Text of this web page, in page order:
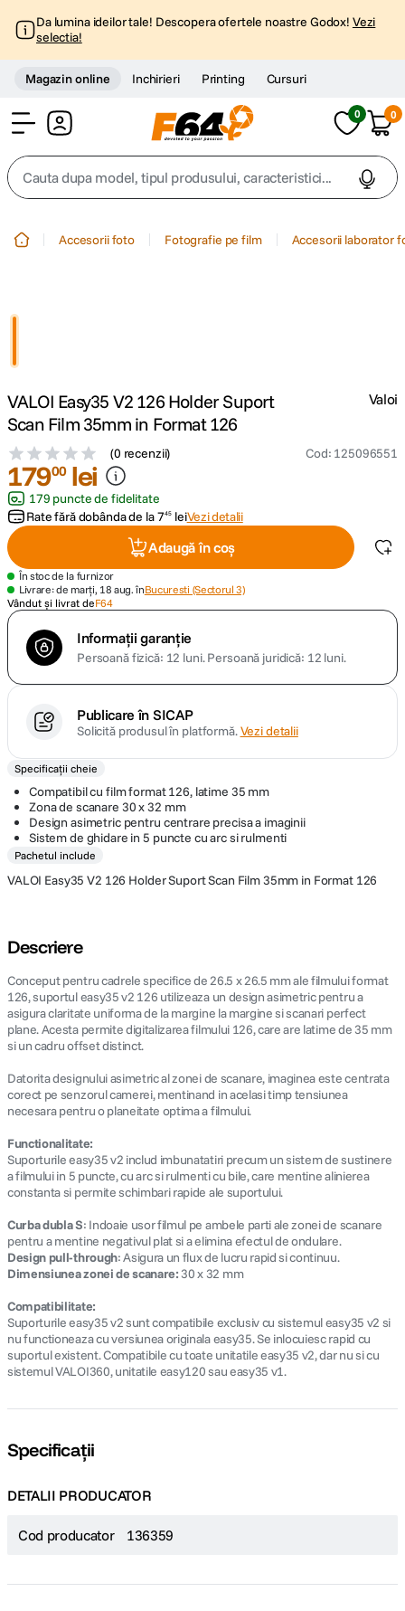
Da lumina ideilor tale! Descopera ofertele noastre Godox! Vezi
selectia!
Magazin online Inchirieri Printing Cursuri
0 0
Cauta dupa model, tipul produsului, caracteristici...
4. peak design
canon sx740 hs
6. lavaliera
sony fx
8. card memorie
10. dji osmo
Accesorii foto Fotografie pe film Accesorii laborator
VALOI Easy35 V2 126 Holder Suport
Scan Film 35mm in Format 126
(0 recenzii) Cod: 125096551
Valoi
17900 lei
179 puncte de fidelitate
Rate fără dobânda de la745 leiVezi detalii
Adaugă în coș
În stoc de la furnizor
Livrare: de marți, 18 aug. înBucuresti (Sectorul 3)
Vândut și livrat deF64
Informații garanție
Persoană fizică: 12 luni.Persoană juridică: 12 luni.
Publicare în SICAP
Solicită produsul în platformă.Vezi detalii
Specificații cheie
Compatibil cu film format 126, latime 35 mm
Zona de scanare 30 x 32 mm
Design asimetric pentru centrare precisa a imaginii
Sistem de ghidare in 5 puncte cu arc si rulmenti
Pachetul include
VALOI Easy35 V2 126 Holder Suport Scan Film 35mm in Format 126
Descriere
Conceput pentru cadrele specifice de 26.5 x 26.5 mm ale filmului format
126, suportul easy35 v2 126 utilizeaza un design asimetric pentru a
asigura claritate uniforma de la margine la margine si scanari perfect
plane. Acesta permite digitalizarea filmului 126, care are latime de 35 mm
si un cadru offset distinct.
Datorita designului asimetric al zonei de scanare, imaginea este centrata
corect pe senzorul camerei, mentinand in acelasi timp tensiunea
necesara pentru o planeitate optima a filmului.
Functionalitate:
Suporturile easy35 v2 includ imbunatatiri precum un sistem de sustinere
a filmului in 5 puncte, cu arc si rulmenti cu bile, care mentine alinierea
constanta si permite schimbari rapide ale suportului.
Curba dubla S: Indoaie usor filmul pe ambele parti ale zonei de scanare
pentru a mentine negativul plat si a elimina efectul de ondulare.
Design pull-through: Asigura un flux de lucru rapid si continuu.
Dimensiunea zonei de scanare: 30 x 32 mm
Compatibilitate:
Suporturile easy35 v2 sunt compatibile exclusiv cu sistemul easy35 v2 si
nu functioneaza cu versiunea originala easy35. Se inlocuiesc rapid cu
suportul existent. Compatibile cu toate unitatile easy35 v2, dar nu si cu
sistemul VALOI360, unitatile easy120 sau easy35 v1.
Specificații
DETALII PRODUCATOR
Cod producator 136359